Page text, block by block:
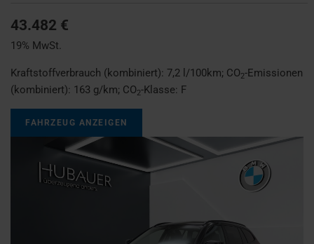
43.482 €
19% MwSt.
Kraftstoffverbrauch (kombiniert): 7,2 l/100km; CO2-Emissionen
(kombiniert): 163 g/km; CO2-Klasse: F
FAHRZEUG ANZEIGEN